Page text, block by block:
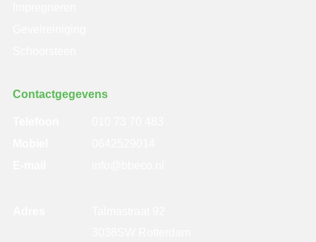
Contactgegevens